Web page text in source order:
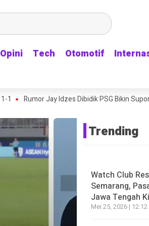
Opini Tech Otomotif
Opini Tech Otomotif
Rumor Jay Idzes Dibidik PSG Bikin
Trending
Watch Club
Semarang,
Jawa Tengah
Mei 25, 2026 |